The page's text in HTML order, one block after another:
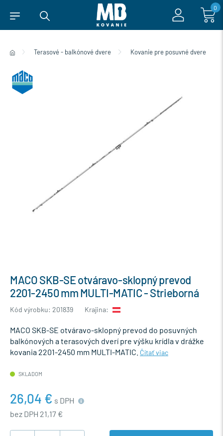
0
Terasové - balkónové dvere Kovanie pre posuvné dvere
MACO SKB-SE otváravo-sklopný prevod
2201-2450 mm MULTI-MATIC - Strieborná
Kód výrobku: 201839 Krajina:
MACO SKB-SE otváravo-sklopný prevod do posuvných
balkónových a terasových dverí pre výšku krídla v drážke
kovania 2201-2450 mm MULTI-MATIC. Čítať viac
SKLADOM
26,04 € s DPH
bez DPH 21,17 €